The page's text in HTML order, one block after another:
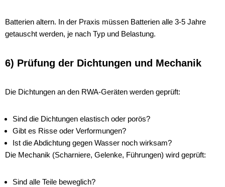
Batterien altern. In der Praxis müssen Batterien alle 3-5 Jahre
getauscht werden, je nach Typ und Belastung.
6) Prüfung der Dichtungen und Mechanik
Die Dichtungen an den RWA-Geräten werden geprüft:
Sind die Dichtungen elastisch oder porös?
Gibt es Risse oder Verformungen?
Ist die Abdichtung gegen Wasser noch wirksam?
Die Mechanik (Scharniere, Gelenke, Führungen) wird geprüft:
Sind alle Teile beweglich?